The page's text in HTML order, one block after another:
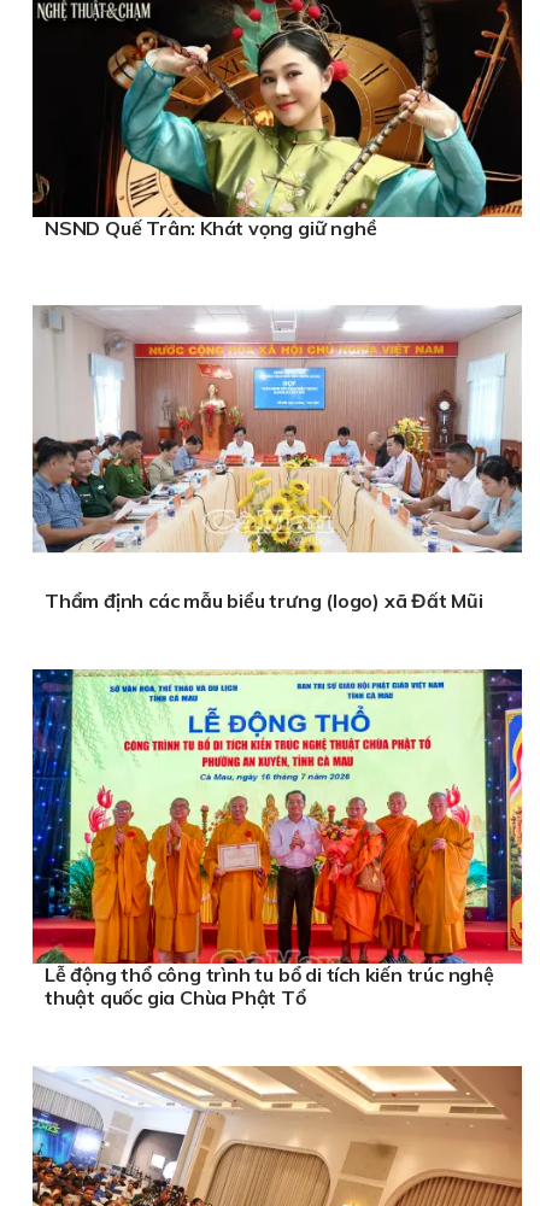
NSND Quế Trân: Khát vọng giữ nghề
Thẩm định các mẫu biểu trưng (logo) xã Đất Mũi
Lễ động thổ công trình tu bổ di tích kiến trúc nghệ
thuật quốc gia Chùa Phật Tổ